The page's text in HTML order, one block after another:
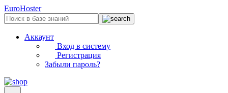
EuroHoster
Аккаунт
Вход в систему
Регистрация
Забыли пароль?